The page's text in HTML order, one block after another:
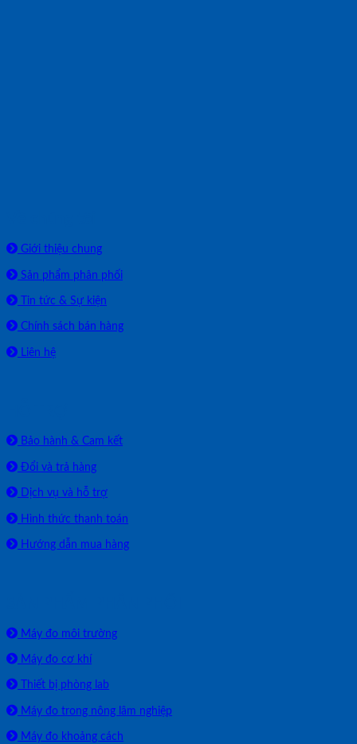
Giới thiệu chung
Sản phẩm phân phối
Tin tức & Sự kiện
Chính sách bán hàng
Liên hệ
Bảo hành & Cam kết
Đổi và trả hàng
Dịch vụ và hỗ trợ
Hình thức thanh toán
Hướng dẫn mua hàng
Máy đo môi trường
Máy đo cơ khí
Thiết bị phòng lab
Máy đo trong nông lâm nghiệp
Máy đo khoảng cách